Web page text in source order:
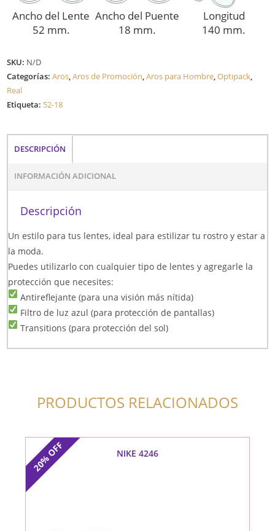
Ancho del Lente
52 mm.
Ancho del Puente
18 mm.
Longitud
140 mm.
SKU: N/D
Categorías:Aros,Aros de Promoción,Aros para Hombre,Optipack,
Real
Etiqueta: 52-18
DESCRIPCIÓN
INFORMACIÓN ADICIONAL
Descripción
Un estilo para tus lentes, ideal para estilizar tu rostro y estar a
la moda.
Puedes utilizarlo con cualquier tipo de lentes y agregarle la
protección que necesites:
Antireflejante (para una visión más nítida)
Filtro de luz azul (para protección de pantallas)
Transitions (para protección del sol)
PRODUCTOS RELACIONADOS
20%
OFF NIKE 4246